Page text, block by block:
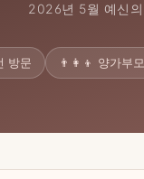
2026년 5월 예신
방문 👨‍👩‍👦 양가부